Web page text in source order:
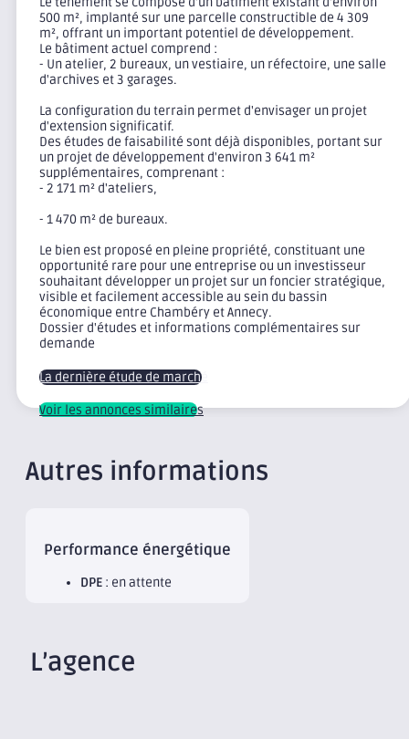
500 m², implanté sur une parcelle constructible de 4 309
m², offrant un important potentiel de développement.
Le bâtiment actuel comprend :
- Un atelier, 2 bureaux, un vestiaire, un réfectoire, une salle
d'archives et 3 garages.
La configuration du terrain permet d'envisager un projet
d'extension significatif.
Des études de faisabilité sont déjà disponibles, portant sur
un projet de développement d'environ 3 641 m²
supplémentaires, comprenant :
- 2 171 m² d'ateliers,
- 1 470 m² de bureaux.
Le bien est proposé en pleine propriété, constituant une
opportunité rare pour une entreprise ou un investisseur
souhaitant développer un projet sur un foncier stratégique,
visible et facilement accessible au sein du bassin
économique entre Chambéry et Annecy.
Dossier d'études et informations complémentaires sur
demande
La dernière étude de marché
Voir les annonces similaires
Autres informations
Performance énergétique
DPE : en attente
L’agence